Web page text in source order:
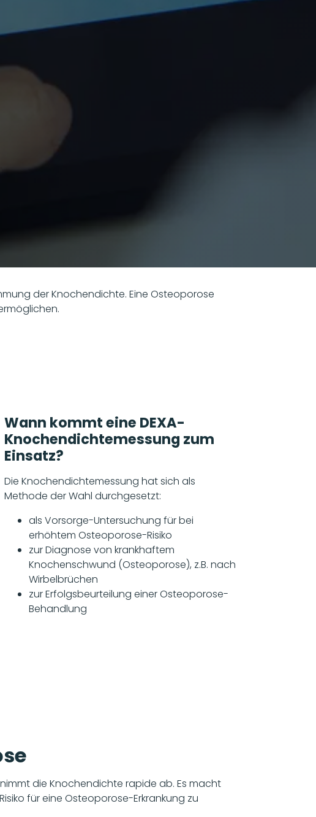
der Knochendichte. Eine Osteoporose
Wann kommt eine DEXA-
Knochendichtemessung zum
Einsatz?
Die Knochendichtemessung hat sich als
Methode der Wahl durchgesetzt:
als Vorsorge-Untersuchung für bei
erhöhtem Osteoporose-Risiko
zur Diagnose von krankhaftem
Knochenschwund (Osteoporose), z.B. nach
Wirbelbrüchen
zur Erfolgsbeurteilung einer Osteoporose-
Behandlung
die Knochendichte rapide ab. Es macht
für eine Osteoporose-Erkrankung zu